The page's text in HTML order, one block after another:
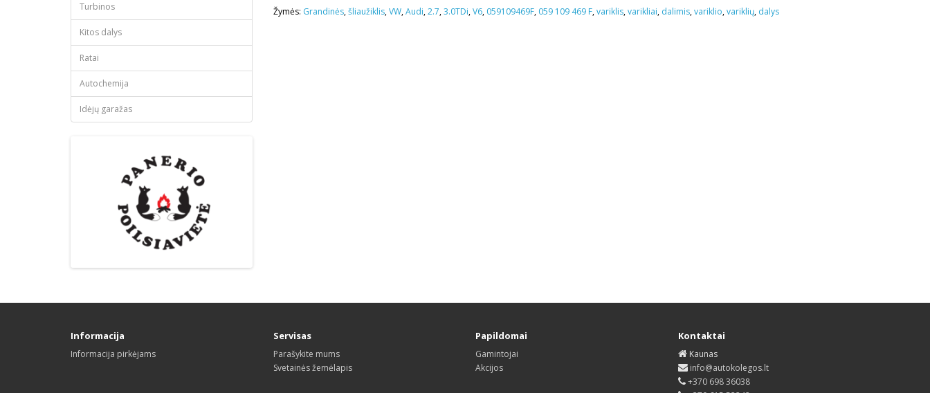
Turbinos
Kitos dalys
Ratai
Autochemija
Idėjų garažas
Žymės: Grandinės,šliaužiklis,VW,Audi,2.7,3.0TDi,V6, 059109469F, 059 109 469 F,variklis,varikliai, dalimis,variklio,variklių, dalys
Informacija
Informacija pirkėjams
Servisas
Parašykite mums
Svetainės žemėlapis
Papildomai
Gamintojai
Akcijos
Kontaktai
Kaunas
info@autokolegos.lt
+370 698 36038